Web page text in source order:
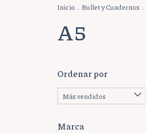
Inicio . Bullet y Cuadernos .
A5
Ordenar por
Marca